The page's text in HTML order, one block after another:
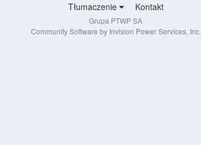
Tłumaczenie Kontakt
Grupa PTWP SA
Community Software by Invision Power Services, Inc.